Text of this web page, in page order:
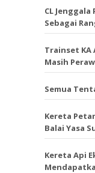
CL
Sebagai
Trainset KA
Masih
Semua
Kereta
Balai Yasa
Kereta Api